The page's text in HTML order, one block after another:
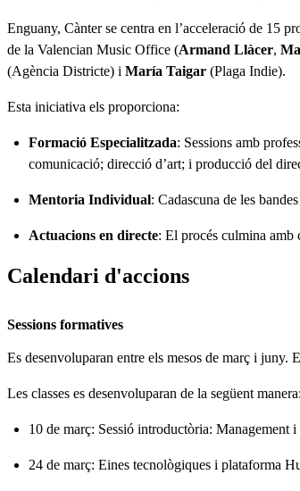
Enguany, Cànter se centra en l’acceleració de 15
de la Valencian Music Office (Armand Llàcer,
(Agència Districte) i María Taigar (Plaga Indie).
Esta iniciativa els proporciona:
Formació Especialitzada: Sessions amb
comunicació; direcció d’art; i producció del
Mentoria Individual: Cadascuna de les
Actuacions en directe: El procés culmina amb
Calendari d'accions
Sessions formatives
Es desenvoluparan entre els mesos de març i juny.
Les classes es desenvoluparan de la següent manera:
10 de març: Sessió introductòria: Management
24 de març: Eines tecnològiques i plataforma